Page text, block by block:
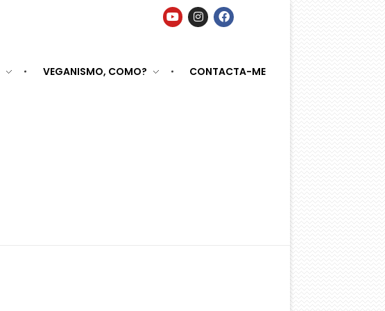
VEGANISMO, COMO? CONTACTA-ME